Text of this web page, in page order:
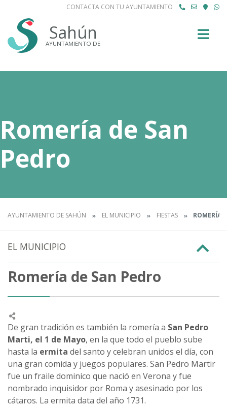
CONTACTA CON TU AYUNTAMIENTO
Sahún
AYUNTAMIENTO DE
Romería de San
Pedro
AYUNTAMIENTO DE SAHÚN EL MUNICIPIO FIESTAS ROMERÍA
EL MUNICIPIO
Romería de San Pedro
De gran tradición es también la romería a San Pedro
Marti, el 1 de Mayo, en la que todo el pueblo sube
hasta la ermita del santo y celebran unidos el día, con
una gran comida y juegos populares. San Pedro Martir
fue un fraile dominico que nació en Verona y fue
nombrado inquisidor por Roma y asesinado por los
cátaros. La ermita data del año 1731.